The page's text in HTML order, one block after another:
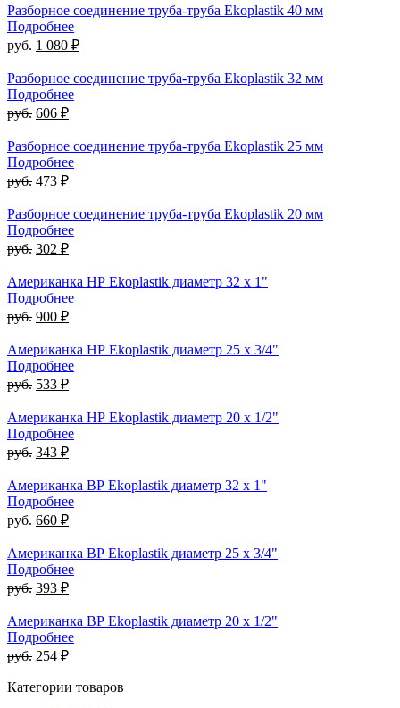
Разборное соединение труба-труба Ekoplastik 40 мм
Подробнее
руб. 1 080 ₽
Разборное соединение труба-труба Ekoplastik 32 мм
Подробнее
руб. 606 ₽
Разборное соединение труба-труба Ekoplastik 25 мм
Подробнее
руб. 473 ₽
Разборное соединение труба-труба Ekoplastik 20 мм
Подробнее
руб. 302 ₽
Американка НР Ekoplastik диаметр 32 x 1"
Подробнее
руб. 900 ₽
Американка НР Ekoplastik диаметр 25 x 3/4"
Подробнее
руб. 533 ₽
Американка НР Ekoplastik диаметр 20 x 1/2"
Подробнее
руб. 343 ₽
Американка ВР Ekoplastik диаметр 32 x 1"
Подробнее
руб. 660 ₽
Американка ВР Ekoplastik диаметр 25 x 3/4"
Подробнее
руб. 393 ₽
Американка ВР Ekoplastik диаметр 20 x 1/2"
Подробнее
руб. 254 ₽
Категории товаров